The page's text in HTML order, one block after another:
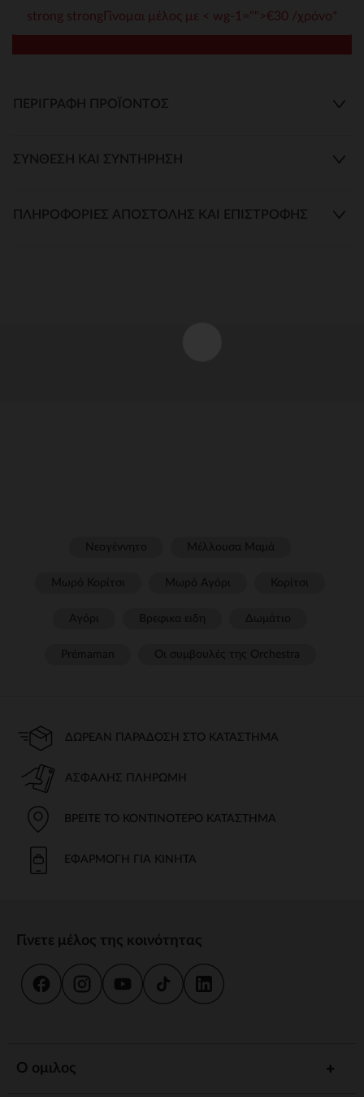
strong strongΓίνομαι μέλος με < wg-1="">€30 /χρόνο*
ΠΕΡΙΓΡΑΦΉ ΠΡΟΪΌΝΤΟΣ
ΣΎΝΘΕΣΗ ΚΑΙ ΣΥΝΤΉΡΗΣΗ
ΠΛΗΡΟΦΟΡΊΕΣ ΑΠΟΣΤΟΛΉΣ ΚΑΙ ΕΠΙΣΤΡΟΦΉΣ
ΔΩΡΕΆΝ ΠΑΡΆΔΟΣΗ ΣΤΟ ΚΑΤΆΣΤΗΜΑ
ΑΣΦΑΛΉΣ ΠΛΗΡΩΜΉ
ΒΡΕΊΤΕ ΤΟ ΚΟΝΤΙΝΌΤΕΡΟ ΚΑΤΆΣΤΗΜΑ
ΕΦΑΡΜΟΓΉ ΓΙΑ ΚΙΝΗΤΆ
Γίνετε μέλος της κοινότητας
Ο ομιλος